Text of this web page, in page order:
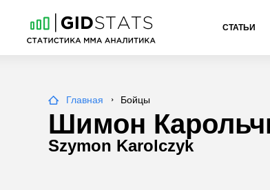
СТАТЬИ
Главная Бойцы
Шимон
Szymon Karolczyk